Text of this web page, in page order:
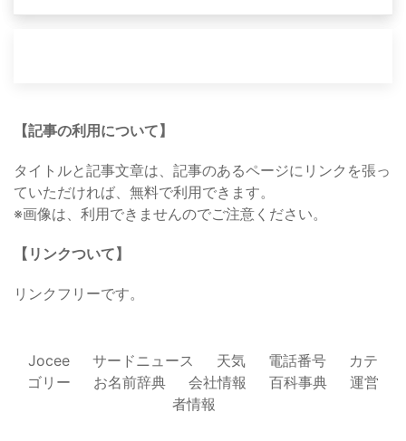
【記事の利用について】
タイトルと記事文章は、記事のあるページにリンクを張っ
ていただければ、無料で利用できます。
※画像は、利用できませんのでご注意ください。
【リンクついて】
リンクフリーです。
Jocee サードニュース 天気 電話番号
カテ
ゴリー
お名前辞典 会社情報 百科事典
運営
者情報